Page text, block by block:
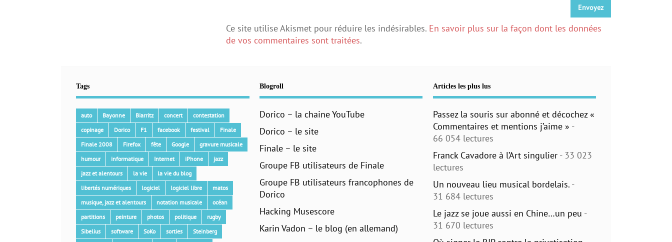
Ce site utilise Akismet pour réduire les indésirables. En savoir plus sur la façon dont les données
de vos commentaires sont traitées.
Tags
auto Bayonne Biarritz concert
contestation
copinage
Dorico F1 facebook festival
Finale
Finale 2008
Firefox fête Google
gravure musicale
humour
informatique Internet iPhone
jazz
jazz et alentours
la vie
la vie du blog
libertés numériques
logiciel logiciel libre
matos
musique, jazz et alentours
notation musicale
océan
partitions
peinture photos politique
rugby
Sibelius
software SoKo sorties
Steinberg
Blogroll
Dorico – la chaine YouTube
Dorico – le site
Finale – le site
Groupe FB utilisateurs de Finale
Groupe FB utilisateurs francophones de
Dorico
Hacking Musescore
Karin Vadon – le blog (en allemand)
Articles les plus lus
Passez la souris sur abonné et décochez «
Commentaires et mentions j’aime » -
66 054 lectures
Franck Cavadore à l’Art singulier - 33 023
lectures
Un nouveau lieu musical bordelais. -
31 684 lectures
Le jazz se joue aussi en Chine…un peu -
31 670 lectures